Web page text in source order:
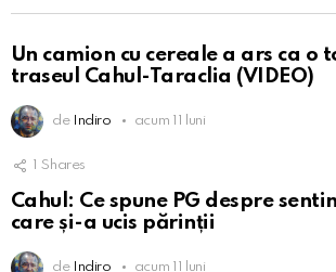
Un camion cu cereale a ars ca o
traseul Cahul-Taraclia (VIDEO)
de Indiro acum 11 luni
1 Shares
Cahul: Ce spune PG despre
care și-a ucis părinții
de Indiro acum 11 luni